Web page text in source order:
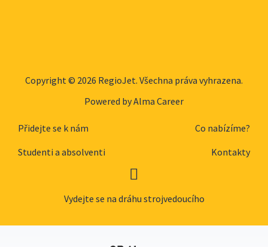
Copyright © 2026 RegioJet. Všechna práva vyhrazena.
Powered byAlma Career
Přidejte se k nám
Co nabízíme?
Studenti a absolventi
Kontakty
Vydejte se na dráhu strojvedoucího